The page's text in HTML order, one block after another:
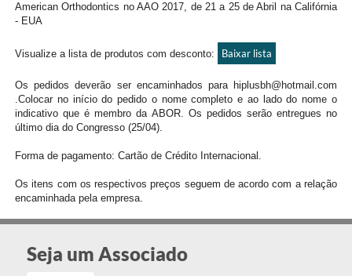
American Orthodontics no AAO 2017, de 21 a 25 de Abril na Califórnia
- EUA
Visualize a lista de produtos com desconto: Baixar lista
Os pedidos deverão ser encaminhados para hiplusbh@hotmail.com
.Colocar no início do pedido o nome completo e ao lado do nome o
indicativo que é membro da ABOR. Os pedidos serão entregues no
último dia do Congresso (25/04).
Forma de pagamento: Cartão de Crédito Internacional.
Os itens com os respectivos preços seguem de acordo com a relação
encaminhada pela empresa.
Seja um Associado